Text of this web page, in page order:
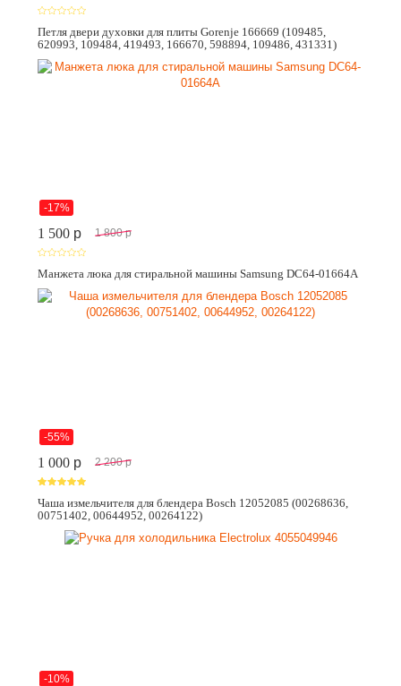
Петля двери духовки для плиты Gorenje 166669 (109485,
620993, 109484, 419493, 166670, 598894, 109486, 431331)
-17%
1 500 p 1 800 p
Манжета люка для стиральной машины Samsung DC64-01664A
-55%
1 000 p 2 200 p
Чаша измельчителя для блендера Bosch 12052085 (00268636,
00751402, 00644952, 00264122)
-10%